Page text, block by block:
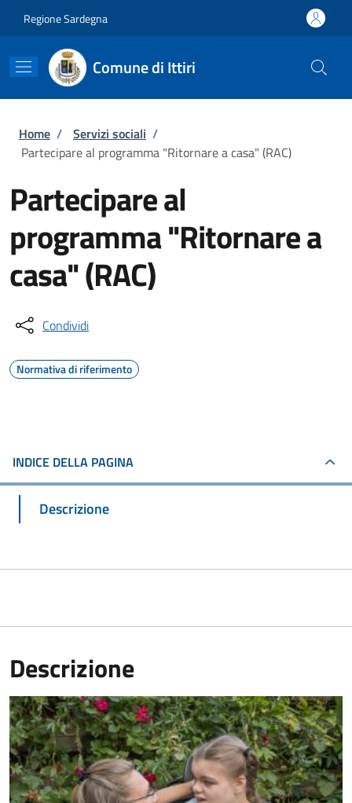
Regione Sardegna
Comune di Ittiri
Briciole di pane
Home / Servizi sociali /
Partecipare al programma "Ritornare a casa" (RAC)
Partecipare al
programma "Ritornare a
casa" (RAC)
Condividi
Normativa di riferimento
INDICE DELLA PAGINA
Descrizione
Descrizione